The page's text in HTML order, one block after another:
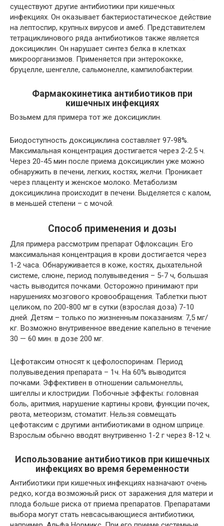
существуют другие антибиотики при кишечных
инфекциях. Он оказывает бактериостатическое действие
на лептоспир, крупных вирусов и амеб. Представителем
тетрациклинового ряда антибиотиков также является
доксициклин. Он нарушает синтез белка в клетках
микроорганизмов. Применяется при энтерококке,
бруцелле, шенгелле, сальмонелле, кампилобактерии.
Фармакокинетика антибиотиков при
кишечных инфекциях
Возьмем для примера тот же доксициклин.
Биодоступность доксициклина составляет 97-98%.
Максимальная концентрация достигается через 2-2.5 ч.
Через 20-45 мин после приема доксициклин уже можно
обнаружить в печени, легких, костях, желчи. Проникает
через плаценту и женское молоко. Метаболизм
доксициклина происходит в печени. Выделяется с калом,
в меньшей степени – с мочой.
Способ применения и дозы
Для примера рассмотрим препарат Офлоксацин. Его
максимальная концентрация в крови достигается через
1-2 часа. Обнаруживается в коже, костях, дыхательной
системе, слюне, период полувыведения – 5-7 ч, большая
часть выводится почками. Осторожно принимают при
нарушениях мозгового кровообращения. Таблетки пьют
целиком, по 200-800 мг в сутки (взрослая доза) 7-10
дней. Детям – только по жизненным показаниям: 7,5 мг/
кг. Возможно внутривенное введение капельно в течение
30 — 60 мин. в дозе 200 мг.
Цефотаксим относят к цефолоспоринам. Период
полувыведения препарата – 1ч. На 60% выводится
почками. Эффективен в отношении сальмонеллы,
шигеллы и клостридии. Побочные эффекты: головная
боль, аритмия, нарушение картины крови, функции почек,
рвота, метеоризм, стоматит. Нельзя совмещать
цефотаксим с другими антибиотиками в одном шприце.
Взрослым обычно вводят внутривенно 1-2 г через 8-12 ч.
Использование антибиотиков при кишечных
инфекциях во время беременности
Антибиотики при кишечных инфекциях назначают очень
редко, когда возможный риск от заражения для матери и
плода больше риска от приема препаратов. Препаратами
выбора могут стать невсасывающиеся антибиотики,